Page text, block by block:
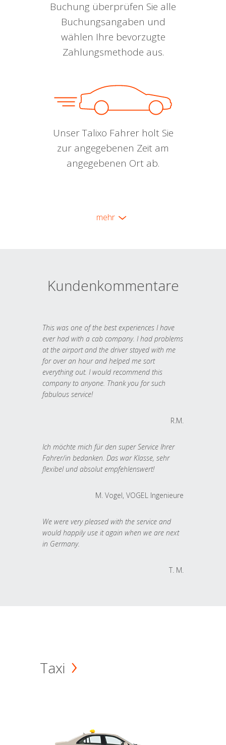
Buchung überprüfen Sie alle
Buchungsangaben und
wählen Ihre bevorzugte
Zahlungsmethode aus.
Unser Talixo Fahrer holt Sie
zur angegebenen Zeit am
angegebenen Ort ab.
mehr
Kundenkommentare
This was one of the best experiences I have
ever had with a cab company. I had problems
at the airport and the driver stayed with me
for over an hour and helped me sort
everything out. I would recommend this
company to anyone. Thank you for such
fabulous service!
R.M.
Ich möchte mich für den super Service Ihrer
Fahrer/in bedanken. Das war Klasse, sehr
flexibel und absolut empfehlenswert!
M. Vogel, VOGEL Ingenieure
We were very pleased with the service and
would happily use it again when we are next
in Germany.
T. M.
Taxi